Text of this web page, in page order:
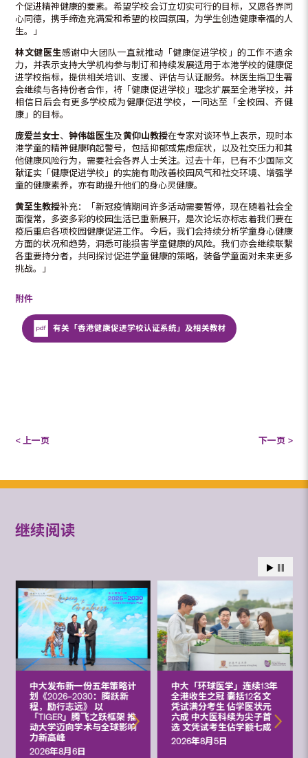
个促进精神健康的要素。希望学校会订立切实可行的目标，又愿各界同
心同德，携手缔造充满爱和希望的校园氛围，为学生创造健康幸福的人
生。」
林文健医生感谢中大团队一直就推动「健康促进学校」的工作不遗余
力，并表示支持大学机构参与制订和持续发展适用于本港学校的健康促
进学校指标，提供相关培训、支援、评估与认证服务。林医生指卫生署
会继续与各持份者合作，将「健康促进学校」理念扩展至全港学校，并
相信日后会有更多学校成为健康促进学校，一同达至「全校园、齐健
康」的目标。
庞爱兰女士、钟伟雄医生及黄仰山教授在专家对谈环节上表示，现时本
港学童的精神健康响起警号，包括抑郁或焦虑症状，以及社交压力和其
他健康风险行为，需要社会各界人士关注。过去十年，已有不少国际文
献证实「健康促进学校」的实施有助改善校园风气和社交环境、增强学
童的健康素养，亦有助提升他们的身心灵健康。
黄至生教授补充：「新冠疫情期间许多活动需要暂停，现在随着社会全
面復常，多姿多彩的校园生活已重新展开，是次论坛亦标志着我们要在
疫后重启各项校园健康促进工作。今后，我们会持续分析学童身心健康
方面的状况和趋势，洞悉可能损害学童健康的风险。我们亦会继续联繫
各重要持分者，共同探讨促进学童健康的策略，装备学童面对未来更多
挑战。」
附件
有关「香港健康促进学校认证系统」及相关教材
< 上一页 下一页 >
继续阅读
中大发布新一份五年策略计
划《2026‒2030：腾跃新
程，励行志远》 以
「TIGER」腾飞之跃框架 推
动大学迈向学术与全球影响
力新高峰
2026年8月6日
中大「环球医学」连续13年
全港收生之冠 囊括12名文
凭试满分考生 佔学医状元
六成 中大医科续为尖子首
选 文凭试考生佔学额七成
2026年8月5日